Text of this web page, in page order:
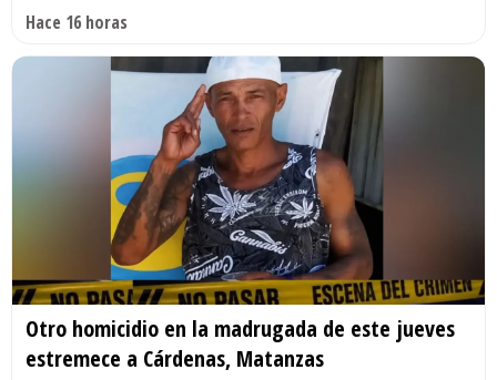
Hace 16 horas
Otro homicidio en la madrugada de este jueves
estremece a Cárdenas, Matanzas